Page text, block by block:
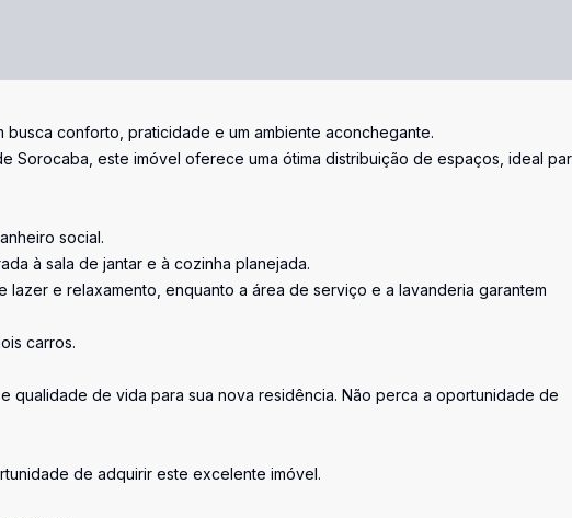
conforto, praticidade e um ambiente aconchegante.
Sorocaba, este imóvel oferece uma ótima distribuição de espaços, ideal
social.
à sala de jantar e à cozinha planejada.
lazer e relaxamento, enquanto a área de serviço e a lavanderia garantem
carros.
qualidade de vida para sua nova residência. Não perca a oportunidade de
de adquirir este excelente imóvel.